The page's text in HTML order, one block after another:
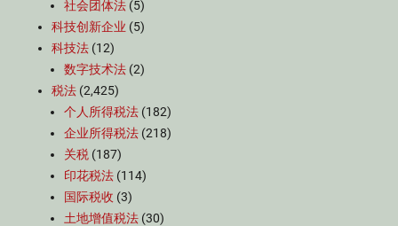
社会团体法 (5)
科技创新企业 (5)
科技法 (12)
数字技术法 (2)
税法 (2,425)
个人所得税法 (182)
企业所得税法 (218)
关税 (187)
印花税法 (114)
国际税收 (3)
土地增值税法 (30)